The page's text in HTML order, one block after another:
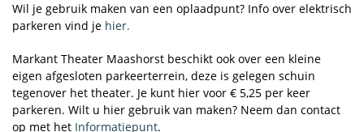
Wil je gebruik maken van een oplaadpunt? Info over elektrisch
parkeren vind je hier.
Markant Theater Maashorst beschikt ook over een kleine
eigen afgesloten parkeerterrein, deze is gelegen schuin
tegenover het theater. Je kunt hier voor € 5,25 per keer
parkeren. Wilt u hier gebruik van maken? Neem dan contact
op met het Informatiepunt.